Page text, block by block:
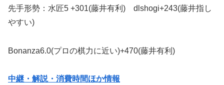
先手形勢：水匠5 +301(藤井有利) dlshogi+243(藤井指し
やすい)
Bonanza6.0(プロの棋力に近い)+470(藤井有利)
中継・解説・消費時間ほか情報